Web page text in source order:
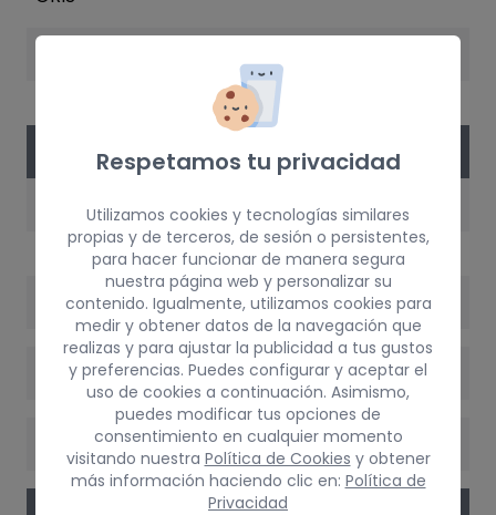
VERSIÓN DEL VEHÍCULO
MOTOR
K9K P7
POTENCIA
VERSIÓN
CAMBIO
Respetamos tu privacidad
Utilizamos cookies y tecnologías similares
propias y de terceros, de sesión o persistentes,
para hacer funcionar de manera segura
nuestra página web y personalizar su
contenido. Igualmente, utilizamos cookies para
medir y obtener datos de la navegación que
realizas y para ajustar la publicidad a tus gustos
y preferencias. Puedes configurar y aceptar el
uso de cookies a continuación. Asimismo,
puedes modificar tus opciones de
consentimiento en cualquier momento
visitando nuestra Política de Cookies y obtener
más información haciendo clic en: Política de
Privacidad